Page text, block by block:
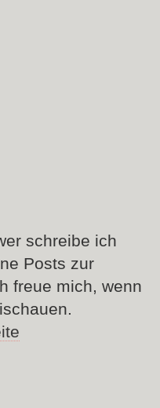
schreibe ich
Posts zur
freue mich, wenn